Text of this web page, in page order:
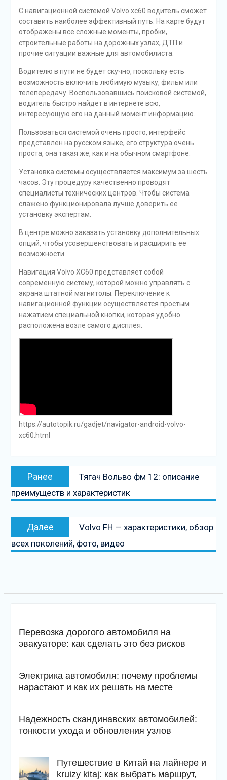
С навигационной системой Volvo xc60 водитель сможет
составить наиболее эффективный путь. На карте будут
отображены все сложные моменты, пробки,
строительные работы на дорожных узлах, ДТП и
прочие ситуации важные для автомобилиста.
Водителю в пути не будет скучно, поскольку есть
возможность включить любимую музыку, фильм или
телепередачу. Воспользовавшись поисковой системой,
водитель быстро найдет в интернете всю,
интересующую его на данный момент информацию.
Пользоваться системой очень просто, интерфейс
представлен на русском языке, его структура очень
проста, она такая же, как и на обычном смартфоне.
Установка системы осуществляется максимум за шесть
часов. Эту процедуру качественно проводят
специалисты технических центров. Чтобы система
слажено функционировала лучше доверить ее
установку экспертам.
В центре можно заказать установку дополнительных
опций, чтобы усовершенствовать и расширить ее
возможности.
Навигация Volvo XC60 представляет собой
современную систему, которой можно управлять с
экрана штатной магнитолы. Переключение к
навигационной функции осуществляется простым
нажатием специальной кнопки, которая удобно
расположена возле самого дисплея.
https://autotopik.ru/gadjet/navigator-android-volvo-
xc60.html
Навигация
записям
Ранее
Предыдущая
запись:
Тягач Вольво фм 12: описание
преимуществ и характеристик
Далее
Следующая
запись
Volvo FH — характеристики, обзор
всех поколений, фото, видео
Перевозка дорогого автомобиля на
эвакуаторе: как сделать это без рисков
Электрика автомобиля: почему проблемы
нарастают и как их решать на месте
Надежность скандинавских автомобилей:
тонкости ухода и обновления узлов
Путешествие в Китай на лайнере и
kruizy kitaj: как выбрать маршрут,